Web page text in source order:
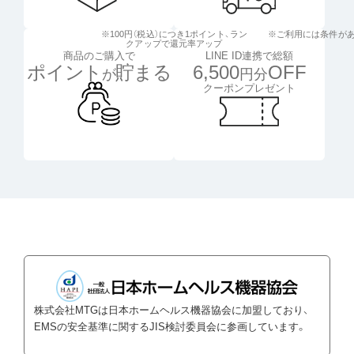
商品のご購入で
ポイント が貯まる
※100円（税込）につき1ポイント、 ラン
クアップで還元率アップ
LINE ID連携で総額
6,500円分OFF
クーポンプレゼント
※ご利用には条件が
株式会社MTGは日本ホームヘルス機器協会に加盟しており、
EMSの安全基準に関するJIS検討委員会に参画しています。